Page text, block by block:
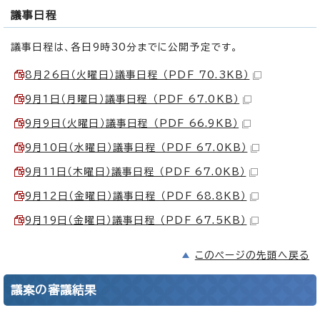
議事日程
議事日程は、各日9時30分までに公開予定です。
8月26日（火曜日）議事日程 （PDF 70.3KB）
9月1日（月曜日）議事日程 （PDF 67.0KB）
9月9日（火曜日）議事日程 （PDF 66.9KB）
9月10日（水曜日）議事日程 （PDF 67.0KB）
9月11日（木曜日）議事日程 （PDF 67.0KB）
9月12日（金曜日）議事日程 （PDF 68.8KB）
9月19日（金曜日）議事日程 （PDF 67.5KB）
このページの先頭へ戻る
議案の審議結果